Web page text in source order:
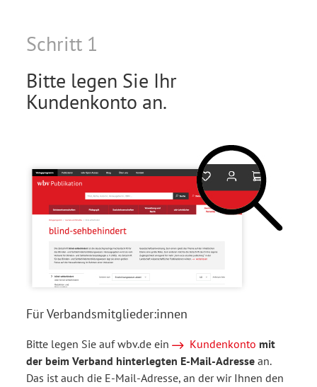
Schritt 1
Bitte legen Sie Ihr
Kundenkonto an.
Für Verbandsmitglieder:innen
Bitte legen Sie auf wbv.de ein Kundenkonto mit
der beim Verband hinterlegten E-Mail-Adresse an.
Das ist auch die E-Mail-Adresse, an der wir Ihnen den